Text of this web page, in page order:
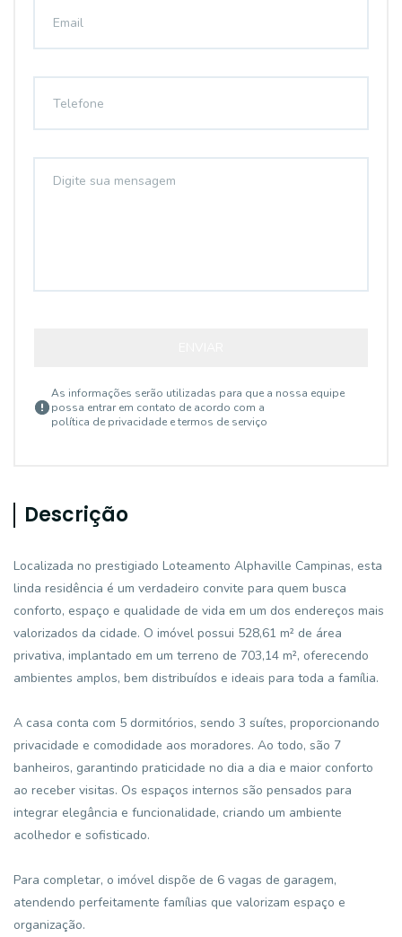
As informações serão utilizadas para que a nossa equipe
possa entrar em contato de acordo com a
política de privacidade e termos de serviço
Descrição
Localizada no prestigiado Loteamento Alphaville Campinas, esta
linda residência é um verdadeiro convite para quem busca
conforto, espaço e qualidade de vida em um dos endereços mais
valorizados da cidade. O imóvel possui 528,61 m² de área
privativa, implantado em um terreno de 703,14 m², oferecendo
ambientes amplos, bem distribuídos e ideais para toda a família.
A casa conta com 5 dormitórios, sendo 3 suítes, proporcionando
privacidade e comodidade aos moradores. Ao todo, são 7
banheiros, garantindo praticidade no dia a dia e maior conforto
ao receber visitas. Os espaços internos são pensados para
integrar elegância e funcionalidade, criando um ambiente
acolhedor e sofisticado.
Para completar, o imóvel dispõe de 6 vagas de garagem,
atendendo perfeitamente famílias que valorizam espaço e
organização.